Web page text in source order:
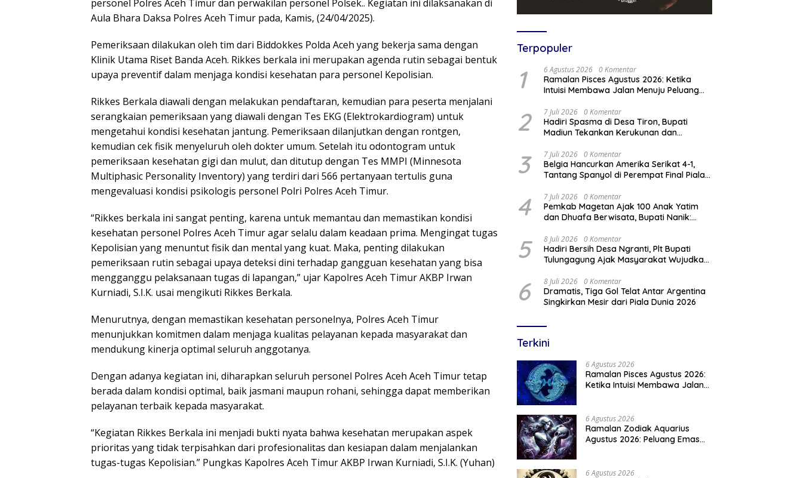
personel Polres Aceh Timur dan perwakilan personel Polsek.. Kegiatan ini dilaksanakan di
Aula Bhara Daksa Polres Aceh Timur pada, Kamis, (24/04/2025).
Pemeriksaan dilakukan oleh tim dari Biddokkes Polda Aceh yang bekerja sama dengan
Klinik Utama Riset Banda Aceh. Rikkes berkala ini merupakan agenda rutin sebagai bentuk
upaya preventif dalam menjaga kondisi kesehatan para personel Kepolisian.
Rikkes Berkala diawali dengan melakukan pendaftaran, kemudian para peserta menjalani
serangkaian pemeriksaan yang diawali dengan Tes EKG (Elektrokardiogram) untuk
mengetahui kondisi kesehatan jantung. Pemeriksaan dilanjutkan dengan rontgen,
kemudian cek fisik menyeluruh oleh dokter umum. Setelah itu odontogram untuk
pemeriksaan kesehatan gigi dan mulut, dan ditutup dengan Tes MMPI (Minnesota
Multiphasic Personality Inventory) yang terdiri dari 566 pertanyaan tertulis guna
mengevaluasi kondisi psikologis personel Polri Polres Aceh Timur.
“Rikkes berkala ini sangat penting, karena untuk memantau dan memastikan kondisi
kesehatan personel Polres Aceh Timur agar selalu dalam keadaan prima. Mengingat tugas
Kepolisian yang menuntut fisik dan mental yang kuat. Maka, penting dilakukan
pemeriksaan rutin sebagai upaya deteksi dini terhadap gangguan kesehatan yang bisa
mengganggu pelaksanaan tugas di lapangan,” ujar Kapolres Aceh Timur AKBP Irwan
Kurniadi, S.I.K. usai mengikuti Rikkes Berkala.
Menurutnya, dengan memastikan kesehatan personelnya, Polres Aceh Timur
menunjukkan komitmen dalam menjaga kualitas pelayanan kepada masyarakat dan
mendukung kinerja optimal seluruh anggotanya.
Dengan adanya kegiatan ini, diharapkan seluruh personel Polres Aceh Aceh Timur tetap
berada dalam kondisi optimal, baik jasmani maupun rohani, sehingga dapat memberikan
pelayanan terbaik kepada masyarakat.
“Kegiatan Rikkes Berkala ini menjadi bukti nyata bahwa kesehatan merupakan aspek
prioritas yang tidak terpisahkan dari profesionalitas dan kesiapan dalam menjalankan
tugas-tugas Kepolisian.” Pungkas Kapolres Aceh Timur AKBP Irwan Kurniadi, S.I.K. (Yuhan)
Terpopuler
1 6 Agustus 2026 0 Komentar
Ramalan Pisces Agustus 2026: Ketika
Intuisi Membawa Jalan Menuju Peluang
2 7 Juli 2026 0 Komentar
Hadiri Spasma di Desa Tiron, Bupati
Madiun Tekankan Kerukunan dan
3 7 Juli 2026 0 Komentar
Belgia Hancurkan Amerika Serikat 4-1,
Tantang Spanyol di Perempat Final Piala
4 7 Juli 2026 0 Komentar
Pemkab Magetan Ajak 100 Anak Yatim
dan Dhuafa Berwisata, Bupati Nanik:
5 8 Juli 2026 0 Komentar
Hadiri Bersih Desa Ngranti, Plt Bupati
Tulungagung Ajak Masyarakat Wujudkan
6 8 Juli 2026 0 Komentar
Dramatis, Tiga Gol Telat Antar Argentina
Singkirkan Mesir dari Piala Dunia 2026
Terkini
6 Agustus 2026
Ramalan Pisces Agustus 2026:
Ketika Intuisi Membawa Jalan
6 Agustus 2026
Ramalan Zodiak Aquarius
Agustus 2026: Peluang Emas
6 Agustus 2026